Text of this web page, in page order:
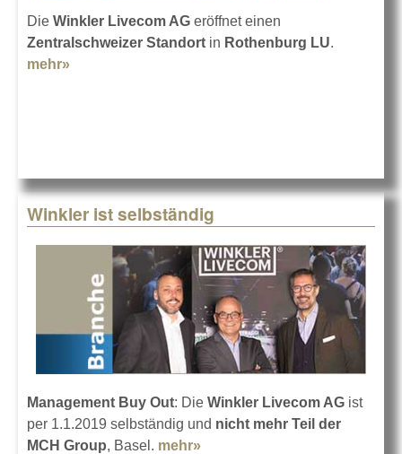
Die Winkler Livecom AG eröffnet einen
Zentralschweizer Standort in Rothenburg LU.
mehr»
Winkler ist selbständig
Management Buy Out: Die Winkler Livecom AG ist
per 1.1.2019 selbständig und nicht mehr Teil der
MCH Group, Basel. mehr»